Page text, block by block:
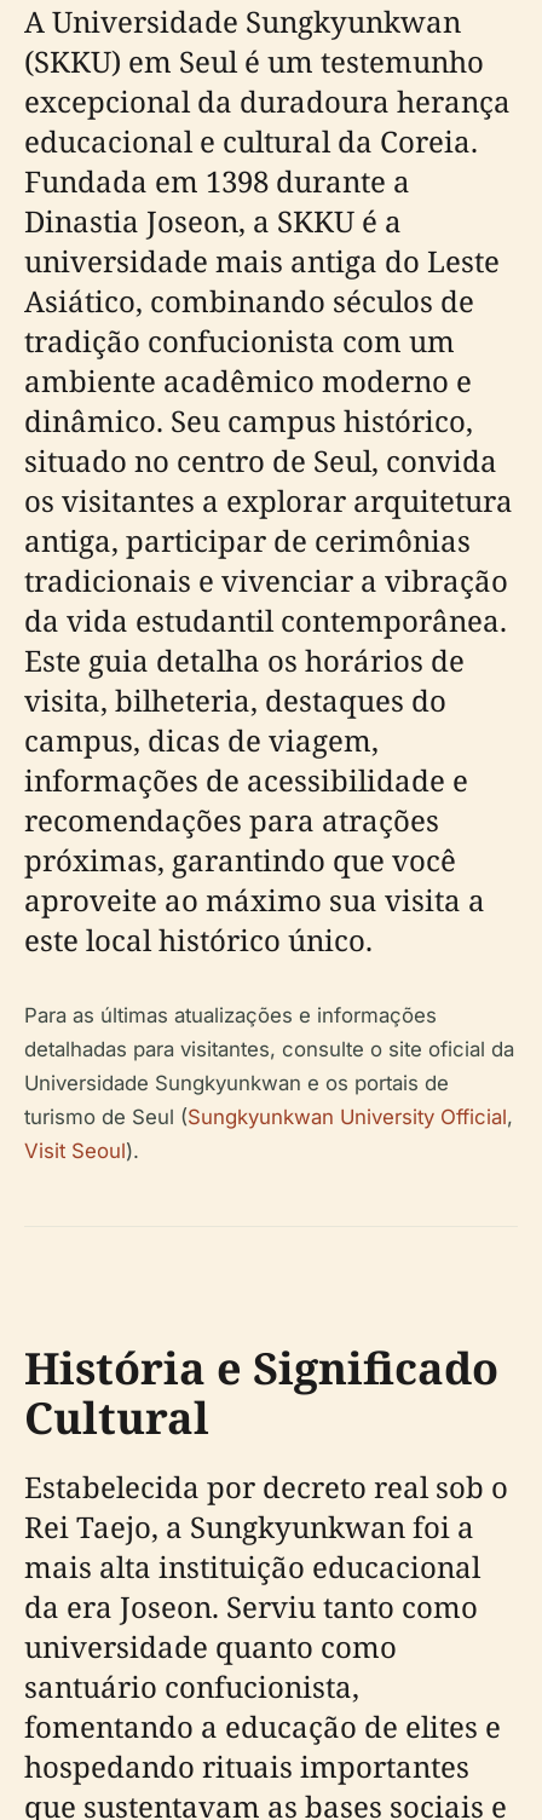
A Universidade Sungkyunkwan
(SKKU) em Seul é um testemunho
excepcional da duradoura herança
educacional e cultural da Coreia.
Fundada em 1398 durante a
Dinastia Joseon, a SKKU é a
universidade mais antiga do Leste
Asiático, combinando séculos de
tradição confucionista com um
ambiente acadêmico moderno e
dinâmico. Seu campus histórico,
situado no centro de Seul, convida
os visitantes a explorar arquitetura
antiga, participar de cerimônias
tradicionais e vivenciar a vibração
da vida estudantil contemporânea.
Este guia detalha os horários de
visita, bilheteria, destaques do
campus, dicas de viagem,
informações de acessibilidade e
recomendações para atrações
próximas, garantindo que você
aproveite ao máximo sua visita a
este local histórico único.
Para as últimas atualizações e informações
detalhadas para visitantes, consulte o site oficial da
Universidade Sungkyunkwan e os portais de
turismo de Seul (Sungkyunkwan University Official,
Visit Seoul).
História e Significado
Cultural
Estabelecida por decreto real sob o
Rei Taejo, a Sungkyunkwan foi a
mais alta instituição educacional
da era Joseon. Serviu tanto como
universidade quanto como
santuário confucionista,
fomentando a educação de elites e
hospedando rituais importantes
que sustentavam as bases sociais e